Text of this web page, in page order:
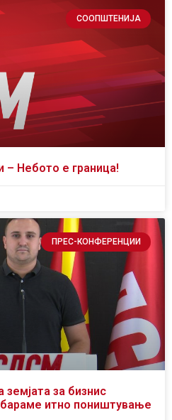
СООПШТЕНИЈА
– Небото е граница!
ПРЕС-КОНФЕРЕНЦИИ
за бизнис
итно поништување